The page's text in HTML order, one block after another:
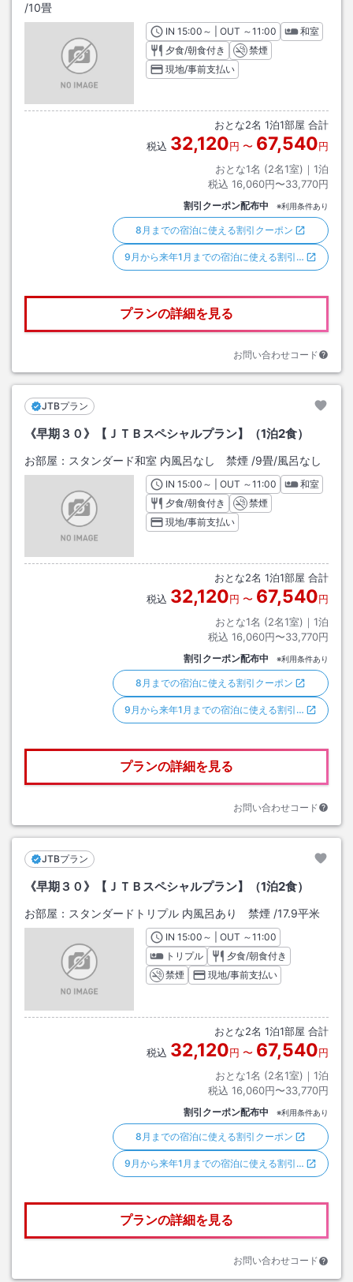
/10畳
INチェックイン
15:00 ～ | OUT チェックアウト
～11:00
和室
夕食/朝食付き
禁煙
現地/事前支払い
おとな2名 1泊1部屋 合計
税込 32,120円 〜 67,540円
おとな1名 (2名1室)｜ 1泊
税込 16,060円〜33,770円
割引クーポン配布中 ※利用条件あり
8月までの宿泊に使える割引クーポン
9月から来年1月までの宿泊に使える割引…
プランの詳細を見る
お問い合わせコード
JTBプラン
《早期３０》【ＪＴＢスペシャルプラン】（1泊2食）
お部屋： スタンダード和室 内風呂なし 禁煙 /9畳/風呂なし
INチェックイン
15:00 ～ | OUT チェックアウト
～11:00
和室
夕食/朝食付き
禁煙
現地/事前支払い
おとな2名 1泊1部屋 合計
税込 32,120円 〜 67,540円
おとな1名 (2名1室)｜ 1泊
税込 16,060円〜33,770円
割引クーポン配布中 ※利用条件あり
8月までの宿泊に使える割引クーポン
9月から来年1月までの宿泊に使える割引…
プランの詳細を見る
お問い合わせコード
JTBプラン
《早期３０》【ＪＴＢスペシャルプラン】（1泊2食）
お部屋： スタンダードトリプル 内風呂あり 禁煙 /17.9平米
INチェックイン
15:00 ～ | OUT チェックアウト
～11:00
トリプル
夕食/朝食付き
禁煙
現地/事前支払い
おとな2名 1泊1部屋 合計
税込 32,120円 〜 67,540円
おとな1名 (2名1室)｜ 1泊
税込 16,060円〜33,770円
割引クーポン配布中 ※利用条件あり
8月までの宿泊に使える割引クーポン
9月から来年1月までの宿泊に使える割引…
プランの詳細を見る
お問い合わせコード